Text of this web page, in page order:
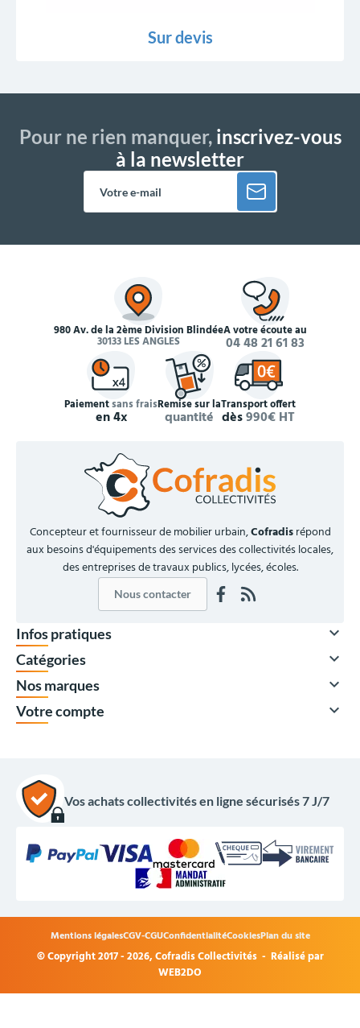
Sur devis
Pour ne rien manquer,inscrivez-vous
à la newsletter
980 Av. de la 2ème Division Blindée
30133 LES ANGLES
À votre écoute au
04 48 21 61 83
Paiementsans frais
en 4x
Remise sur la
quantité
Transport offert
dès990€ HT
Concepteur et fournisseur de mobilier urbain,Cofradisrépond
aux besoins d'équipements des services des collectivités locales,
des entreprises de travaux publics, lycées, écoles.
Nous contacter
Infos pratiques 
Catégories 
Nos marques 
Votre compte 
Vos achats collectivités en ligne sécurisés 7 J/7
© Copyright 2017 - 2026,Cofradis Collectivités - Réalisé par
WEB2DO
Mentions légalesCGV-CGUConfidentialitéCookiesPlan du site